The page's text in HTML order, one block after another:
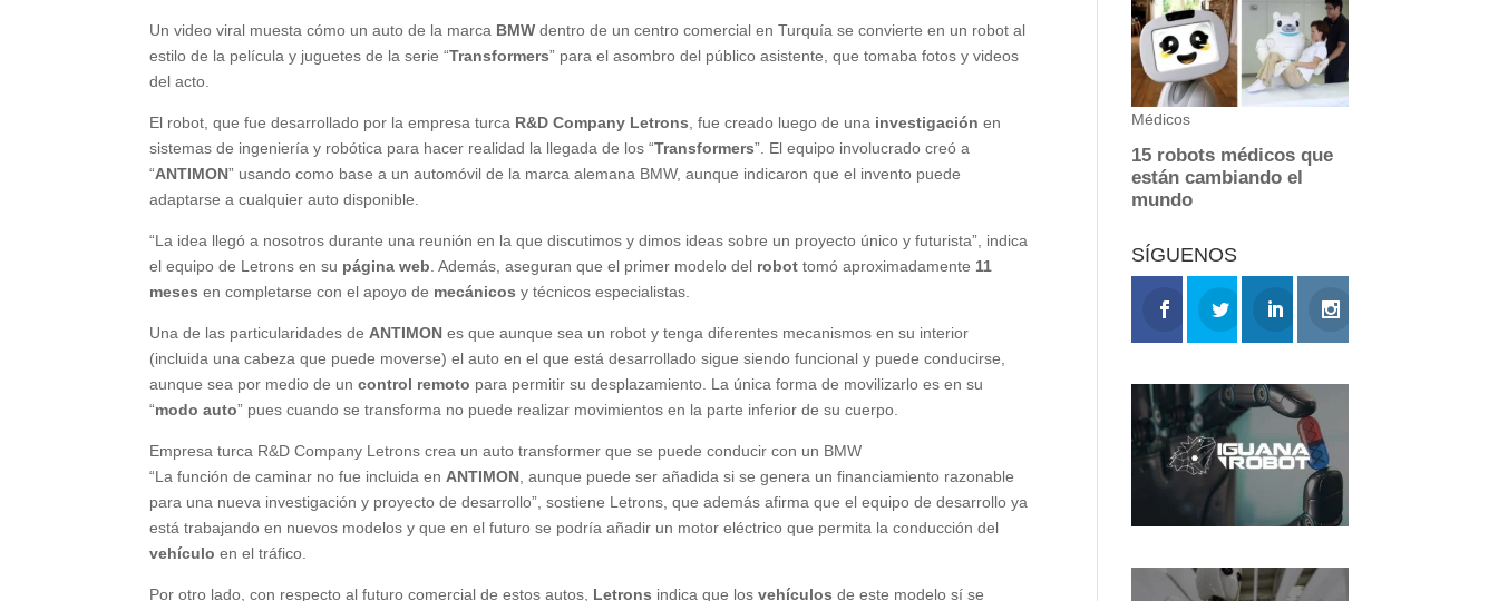
Un video viral muesta cómo un auto de la marca BMWdentro de un centro comercial en Turquía se convierte en un robot al
estilo de la película y juguetes de la serie “Transformers” para el asombro del público asistente, que tomaba fotos y videos
del acto.
El robot, que fue desarrollado por la empresa turca R&D Company Letrons , fue creado luego de una investigaciónen
sistemas de ingeniería y robótica para hacer realidad la llegada de los “Transformers”. El equipo involucrado creó a
“ANTIMON” usando como base a un automóvil de la marca alemana BMW, aunque indicaron que el invento puede
adaptarse a cualquier auto disponible.
“La idea llegó a nosotros durante una reunión en la que discutimos y dimos ideas sobre un proyecto único y futurista”, indica
el equipo de Letrons en su página web . Además, aseguran que el primer modelo del robottomó aproximadamente 11
meses en completarse con el apoyo de mecánicosy técnicos especialistas.
Una de las particularidades de ANTIMONes que aunque sea un robot y tenga diferentes mecanismos en su interior
(incluida una cabeza que puede moverse) el auto en el que está desarrollado sigue siendo funcional y puede conducirse,
aunque sea por medio de uncontrol remoto para permitir su desplazamiento. La única forma de movilizarlo es en su
“modo auto” pues cuando se transforma no puede realizar movimientos en la parte inferior de su cuerpo.
Empresa turca R&D Company Letrons crea un auto transformer que se puede conducir con un BMW
“La función de caminar no fue incluida en ANTIMON , aunque puede ser añadida si se genera un financiamiento razonable
para una nueva investigación y proyecto de desarrollo”, sostiene Letrons, que además afirma que el equipo de desarrollo ya
está trabajando en nuevos modelos y que en el futuro se podría añadir un motor eléctrico que permita la conducción del
vehículoen el tráfico.
Por otro lado, con respecto al futuro comercial de estos autos, Letrons indica que losvehículosde este modelo sí se
SÍGUENOS